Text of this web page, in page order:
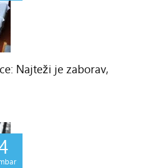
Najteži je zaborav,